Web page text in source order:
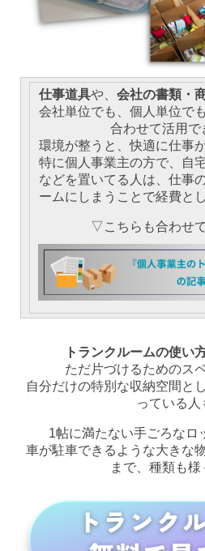
仕事道具や、 会社の書類・
会社単位でも、個人単位で
合わせて活用で
環境が整うと、快適に仕事
特に個人事業主の方で、自
などを置いてる人は、仕事
ームにしまうことで経費と
▽こちらも合わせ
トランクルームの使い
ただ片づけるためのス
自分だけの特別な収納空間と
っている人
1帖に満たない手ごろなロ
車が駐車できるような大きな
まで、種類も様